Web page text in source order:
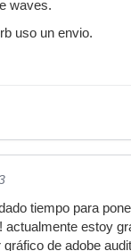
waves.
uso un envio.
tiempo para
estoy
de adobe